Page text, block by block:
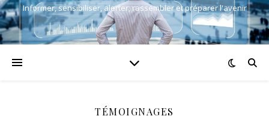
Informer, sensibiliser, alerter, rassembler et préparer l'avenir
TÉMOIGNAGES